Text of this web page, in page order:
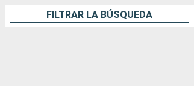
FILTRAR LA BÚSQUEDA